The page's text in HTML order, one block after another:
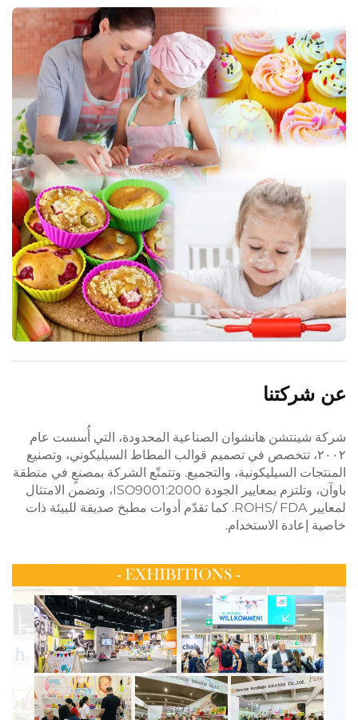
عن شركتنا
شركة شينتشن هانشوان الصناعية المحدودة، التي أُسست عام
٢٠٠٢، تتخصص في تصميم قوالب المطاط السيليكوني، وتصنيع
المنتجات السيليكونية، والتجميع. وتتمتّع الشركة بمصنعٍ في منطقة
باوآن، وتلتزم بمعايير الجودة ISO9001:2000، وتضمن الامتثال
لمعايير ROHS/ FDA. كما تقدّم أدوات مطبخ صديقة للبيئة ذات
خاصية إعادة الاستخدام.